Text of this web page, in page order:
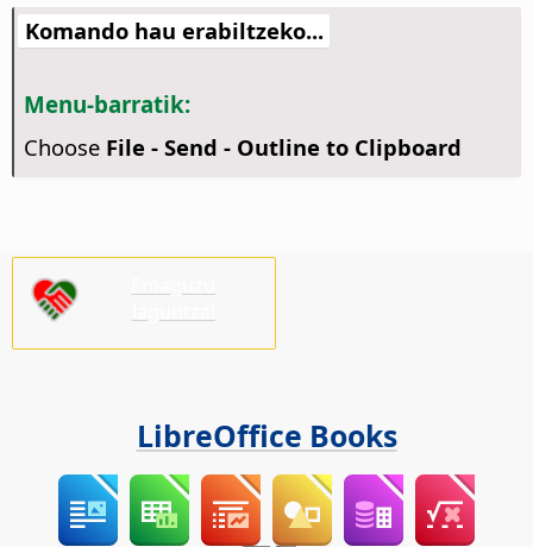
Komando hau erabiltzeko...
Menu-barratik:
Choose File - Send - Outline to Clipboard
LibreOffice Books